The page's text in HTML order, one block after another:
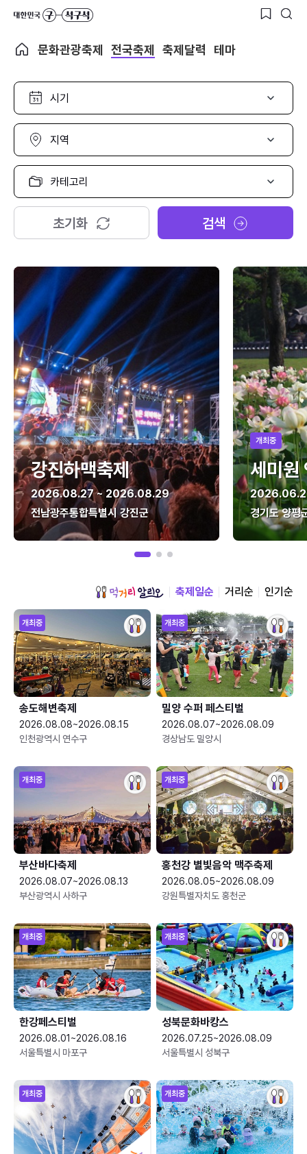
문화관광축제 전국축제 축제달력 테마
시
선
택
지
선
택
카
고
리
택
초기화 검색
강진하맥축제
2026.08.27 ~ 2026.08.29
전남광주통합특별시 강진군
개최중
세미원
경기도 양평
축제일순 거리순 인기순
개최중
송도해변축제
2026.08.08~2026.08.15
인천광역시 연수구
개최중
밀양 수퍼 페스티벌
2026.08.07~2026.08.09
경상남도 밀양시
개최중
부산바다축제
2026.08.07~2026.08.13
부산광역시 사하구
개최중
홍천강 별빛음악 맥주축제
2026.08.05~2026.08.09
강원특별자치도 홍천군
개최중
한강페스티벌
2026.08.01~2026.08.16
서울특별시 마포구
개최중
성북문화바캉스
2026.07.25~2026.08.09
서울특별시 성북구
개최중 개최중